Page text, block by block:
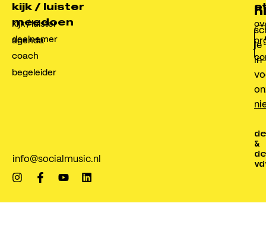
meedoen
deelnemer
coach
begeleider
kijk / luister
kijk / luister
agenda
je
in
info@socialmusic.nl
&